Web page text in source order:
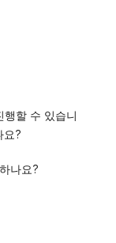
할 수 있습니
요?
나요?